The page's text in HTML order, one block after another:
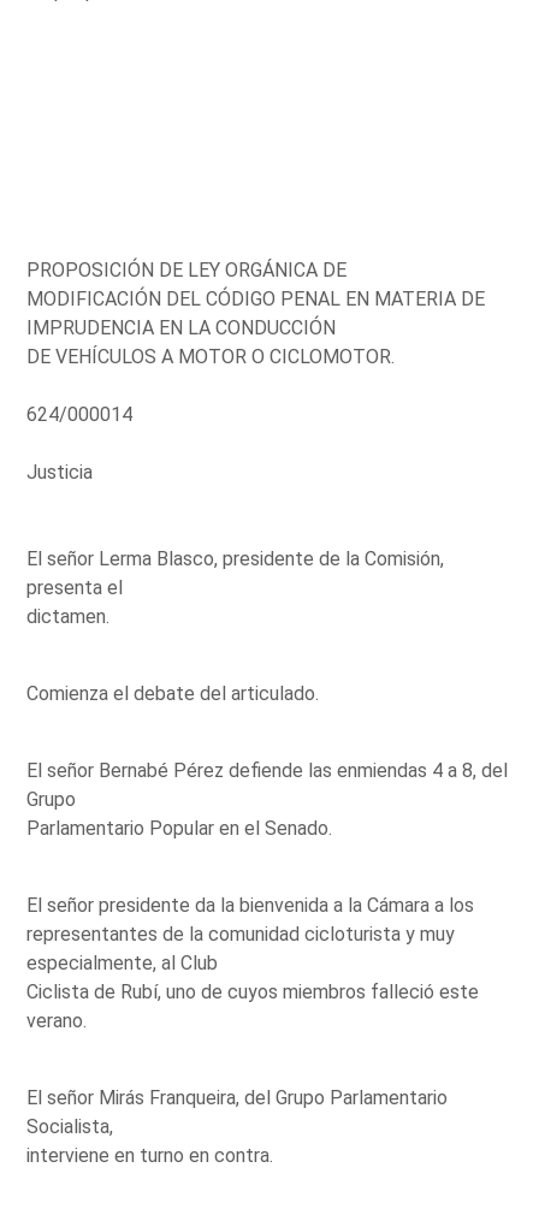
PROPOSICIÓN DE LEY ORGÁNICA DE
MODIFICACIÓN DEL CÓDIGO PENAL EN MATERIA DE
IMPRUDENCIA EN LA CONDUCCIÓN
DE VEHÍCULOS A MOTOR O CICLOMOTOR.
624/000014
Justicia
El señor Lerma Blasco, presidente de la Comisión,
presenta el
dictamen.
Comienza el debate del articulado.
El señor Bernabé Pérez defiende las enmiendas 4 a 8, del
Grupo
Parlamentario Popular en el Senado.
El señor presidente da la bienvenida a la Cámara a los
representantes de la comunidad cicloturista y muy
especialmente, al Club
Ciclista de Rubí, uno de cuyos miembros falleció este
verano.
El señor Mirás Franqueira, del Grupo Parlamentario
Socialista,
interviene en turno en contra.